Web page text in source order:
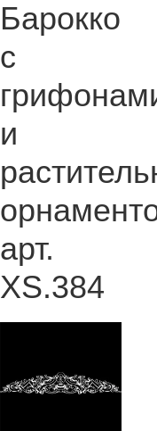
Барокко
с
и
арт.
XS.384